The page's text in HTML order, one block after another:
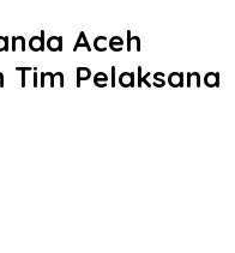
Aceh
Tim Pelaksana